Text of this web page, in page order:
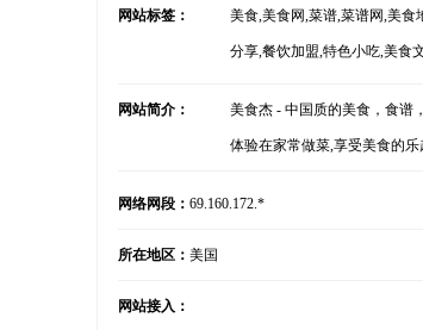
网站标签： 美食,美食网,菜谱,菜谱网,美食
分享,餐饮加盟,特色小吃,美食
网站简介： 美食杰 - 中国质的美食，食谱
体验在家常做菜,享受美食的
网络网段： 69.160.172.*
所在地区： 美国
网站接入：